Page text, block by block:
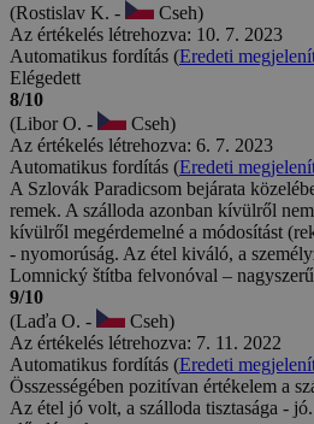
(Rostislav K. -
Cseh)
Az értékelés létrehozva: 10. 7. 2023
Automatikus fordítás (Eredeti
Elégedett
8/10
(Libor O. -
Cseh)
Az értékelés létrehozva: 6. 7. 2023
Automatikus fordítás (Eredeti
A Szlovák Paradicsom bejárata
remek. A szálloda azonban kívülről
kívülről megérdemelné a módosítást
- nyomorúság. Az étel kiváló, a
Lomnický štítba felvonóval –
9/10
(Laďa O. -
Cseh)
Az értékelés létrehozva: 7. 11. 2022
Automatikus fordítás (Eredeti
Összességében pozitívan értékelem a
Az étel jó volt, a szálloda tisztasága -